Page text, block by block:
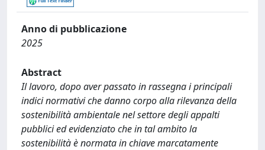
Anno di pubblicazione
2025
Abstract
Il lavoro, dopo aver passato in rassegna i principali
indici normativi che danno corpo alla rilevanza della
sostenibilità ambientale nel settore degli appalti
pubblici ed evidenziato che in tal ambito la
sostenibilità è normata in chiave marcatamente